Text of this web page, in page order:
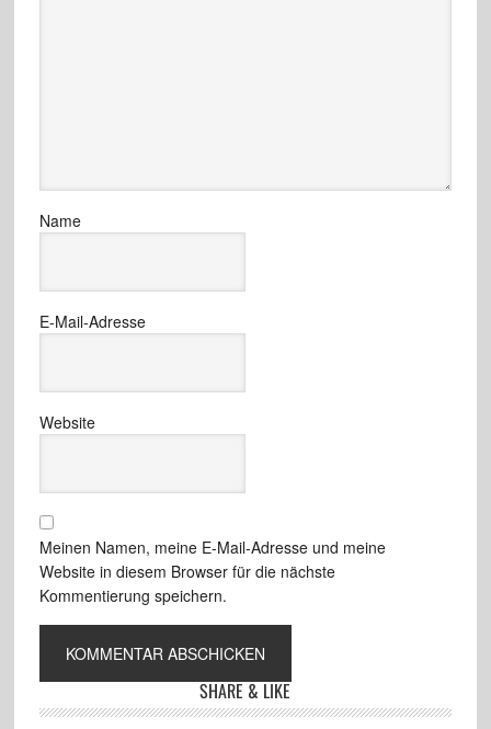
Name
E-Mail-Adresse
Website
Meinen Namen, meine E-Mail-Adresse und meine
Website in diesem Browser für die nächste
Kommentierung speichern.
SHARE & LIKE